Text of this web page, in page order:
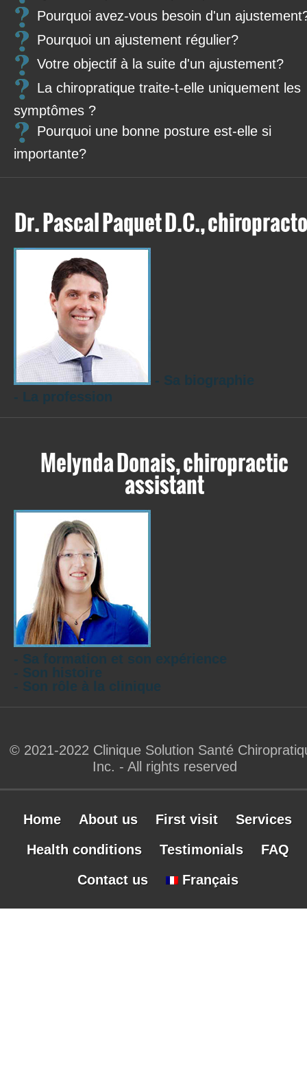
Pourquoi avez-vous besoin d'un
Pourquoi un ajustement régulier?
Votre objectif à la suite d'un ajustement?
La chiropratique traite-t-elle uniquement les
symptômes ?
Pourquoi une bonne posture est-elle si
importante?
Dr. Pascal Paquet D.C.,
- Sa biographie
- La profession
Melynda Donais, chiropractic
assistant
- Sa formation et son expérience
- Son histoire
- Son rôle à la clinique
© 2021-2022 Clinique Solution Santé
Inc. - All rights reserved
Home About us First visit
Services
Health conditions
Testimonials
FAQ
Contact us
Français